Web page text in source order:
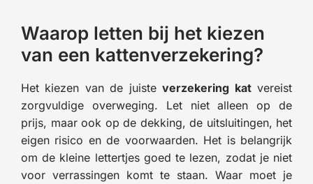
Waarop letten bij het kiezen
van een kattenverzekering?
Het kiezen van de juisteverzekering katvereist
zorgvuldige overweging. Let niet alleen op de
prijs, maar ook op de dekking, de uitsluitingen, het
eigen risico en de voorwaarden. Het is belangrijk
om de kleine lettertjes goed te lezen, zodat je niet
voor verrassingen komt te staan. Waar moet je